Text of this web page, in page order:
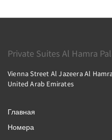
Private Suites Al Hamra
Vienna Street Al Jazeera Al
United Arab Emirates
Главная
Номера